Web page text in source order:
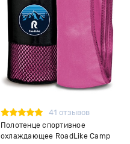
41 отзывов
Полотенце спортивное
охлаждающее RoadLike Camp